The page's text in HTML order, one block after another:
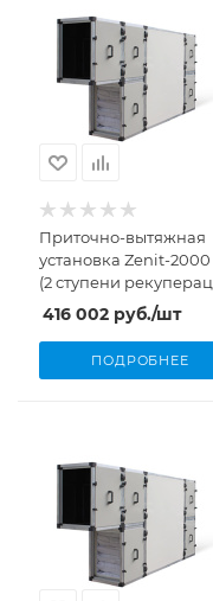
Приточно-вытяжная
установка Zenit-2000
(2 ступени
2000 м³/ч, 9,0 кВт)
416 002 руб./шт
ПОДРОБНЕЕ